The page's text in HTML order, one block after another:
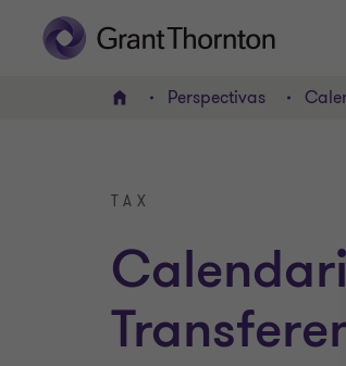
INICIO Perspectivas
TAX